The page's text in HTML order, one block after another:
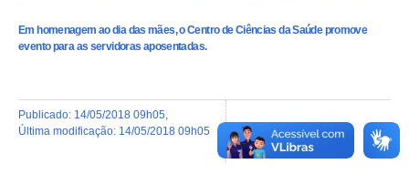
Em homenagem ao dia das mães, o Centro de Ciências da Saúde promove
evento para as servidoras aposentadas.
publicado: 14/05/2018 09h05
última modificação: 14/05/2018 09h05